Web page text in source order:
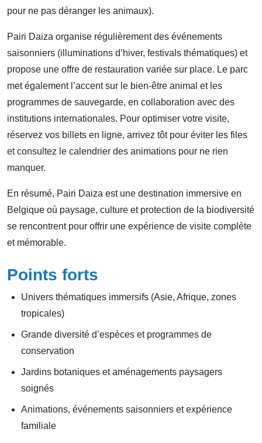
pour ne pas déranger les animaux).
Pairi Daiza organise régulièrement des événements
saisonniers (illuminations d’hiver, festivals thématiques) et
propose une offre de restauration variée sur place. Le parc
met également l’accent sur le bien-être animal et les
programmes de sauvegarde, en collaboration avec des
institutions internationales. Pour optimiser votre visite,
réservez vos billets en ligne, arrivez tôt pour éviter les files
et consultez le calendrier des animations pour ne rien
manquer.
En résumé, Pairi Daiza est une destination immersive en
Belgique où paysage, culture et protection de la biodiversité
se rencontrent pour offrir une expérience de visite complète
et mémorable.
Points forts
Univers thématiques immersifs (Asie, Afrique, zones
tropicales)
Grande diversité d’espèces et programmes de
conservation
Jardins botaniques et aménagements paysagers
soignés
Animations, événements saisonniers et expérience
familiale